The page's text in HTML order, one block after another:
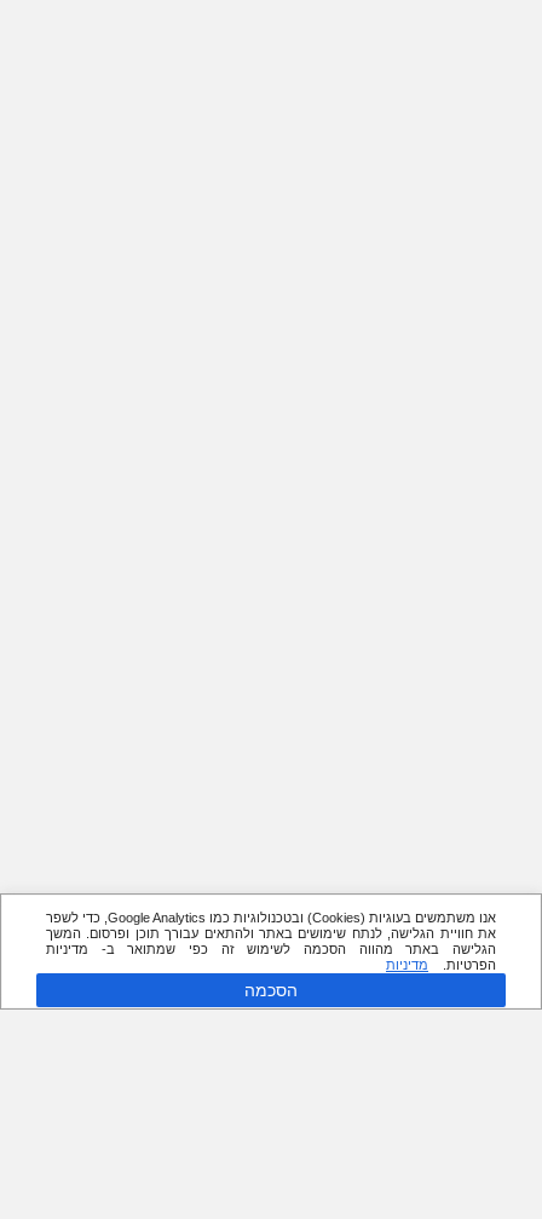
אנו משתמשים בעוגיות (Cookies) ובטכנולוגיות כמו Google Analytics, כדי לשפר
את חוויית הגלישה, לנתח שימושים באתר ולהתאים עבורך תוכן ופרסום. המשך
הגלישה באתר מהווה הסכמה לשימוש זה כפי שמתואר ב- מדיניות
הפרטיות.
מדיניות
הסכמה